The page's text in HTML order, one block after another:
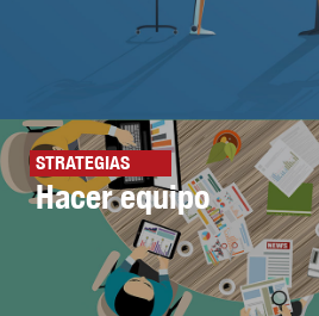
STRATEGIAS
Hacer equipo